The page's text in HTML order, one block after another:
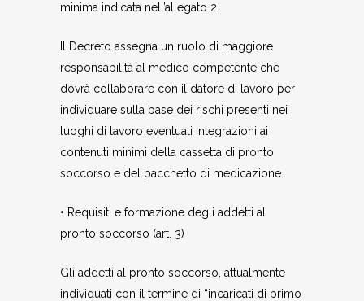
minima indicata nell’allegato 2.
Il Decreto assegna un ruolo di maggiore
responsabilità al medico competente che
dovrà collaborare con il datore di lavoro per
individuare sulla base dei rischi presenti nei
luoghi di lavoro eventuali integrazioni ai
contenuti minimi della cassetta di pronto
soccorso e del pacchetto di medicazione.
• Requisiti e formazione degli addetti al
pronto soccorso (art. 3)
Gli addetti al pronto soccorso, attualmente
individuati con il termine di “incaricati di primo